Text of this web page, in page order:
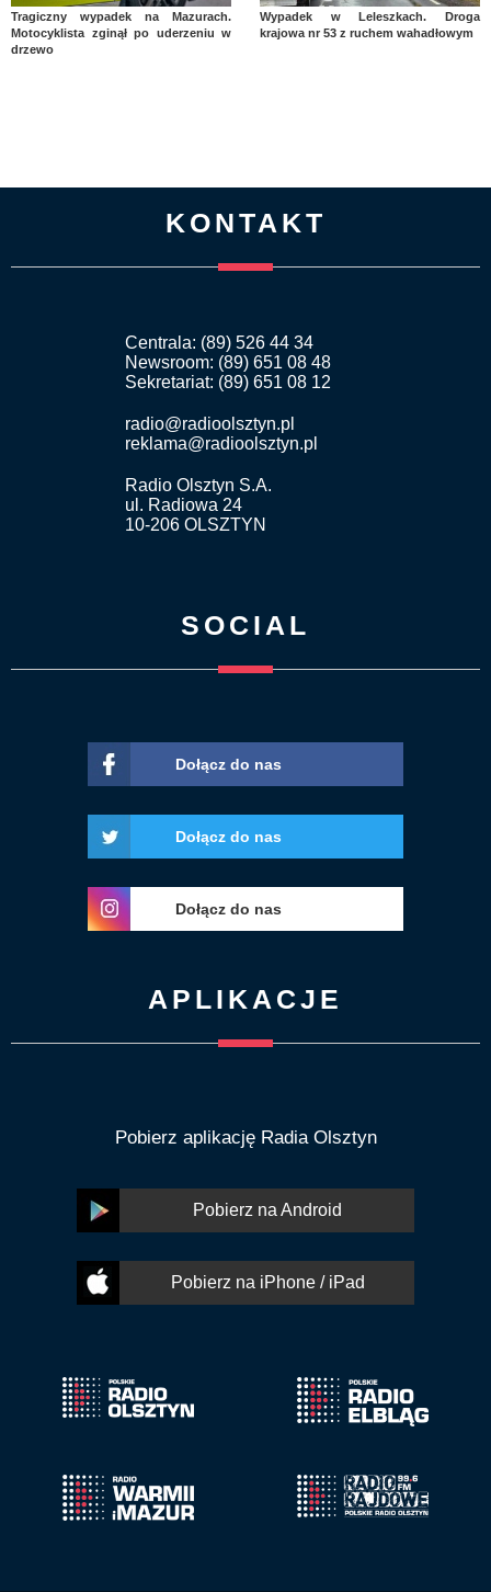
Tragiczny wypadek na Mazurach.
Motocyklista zginął po uderzeniu w
drzewo
Wypadek w Leleszkach. Droga
krajowa nr 53 z ruchem wahadłowym
KONTAKT
Centrala: (89) 526 44 34
Newsroom: (89) 651 08 48
Sekretariat: (89) 651 08 12
radio@radioolsztyn.pl
reklama@radioolsztyn.pl
Radio Olsztyn S.A.
ul. Radiowa 24
10-206 OLSZTYN
SOCIAL
Dołącz do nas
Dołącz do nas
Dołącz do nas
APLIKACJE
Pobierz aplikację Radia Olsztyn
Pobierz na Android
Pobierz na iPhone / iPad